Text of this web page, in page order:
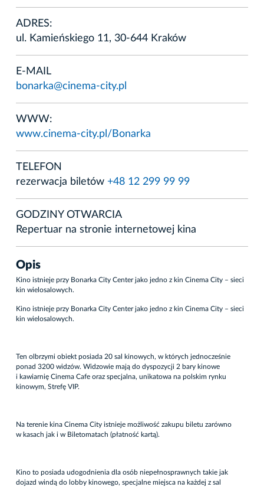
ADRES:
ul. Kamieńskiego 11, 30-644 Kraków
E-MAIL
bonarka@cinema-city.pl
WWW:
www.cinema-city.pl/Bonarka
TELEFON
rezerwacja biletów +48 12 299 99 99
GODZINY OTWARCIA
Repertuar na stronie internetowej kina
Opis
Kino istnieje przy Bonarka City Center jako jedno z kin Cinema City – sieci
kin wielosalowych.
Kino istnieje przy Bonarka City Center jako jedno z kin Cinema City – sieci
kin wielosalowych.
Ten olbrzymi obiekt posiada 20 sal kinowych, w których jednocześnie
ponad 3200 widzów. Widzowie mają do dyspozycji 2 bary kinowe
i kawiarnię Cinema Cafe oraz specjalna, unikatowa na polskim rynku
kinowym, Strefę VIP.
Na terenie kina Cinema City istnieje możliwość zakupu biletu zarówno
w kasach jak i w Biletomatach (płatność kartą).
Kino to posiada udogodnienia dla osób niepełnosprawnych takie jak
dojazd windą do lobby kinowego, specjalne miejsca na każdej z sal